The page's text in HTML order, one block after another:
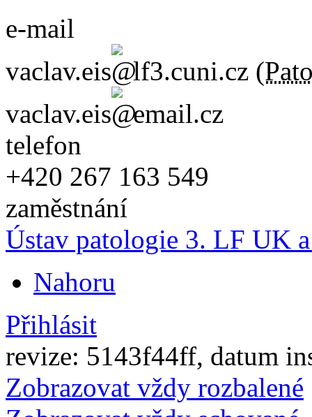
e-mail
vaclav.eis
lf3.cuni.cz (
vaclav.eis
email.cz
telefon
+420 267 163 549
zaměstnání
Ústav patologie 3. LF UK
Nahoru
Přihlásit
revize: 5143f44ff, datum
Zobrazovat vždy rozbalené